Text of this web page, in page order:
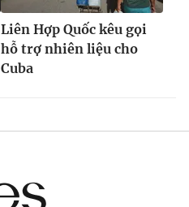
Liên Hợp Quốc kêu gọi
hỗ trợ nhiên liệu cho
Cuba